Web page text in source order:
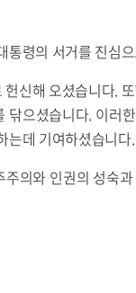
통령의 서거를 진심
신해 오셨습니다.
으셨습니다. 이러
는데 기여하셨습니다.
의와 인권의 성숙